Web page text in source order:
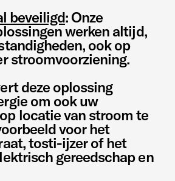
beveiligd: Onze
werken altijd,
ook op
stroomvoorziening.
deze oplossing
om ook uw
locatie van stroom te
voor het
tosti-ijzer of het
gereedschap en